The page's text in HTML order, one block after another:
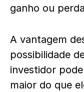
ganho ou
A vantagem
possibilidade
investidor
maior do que